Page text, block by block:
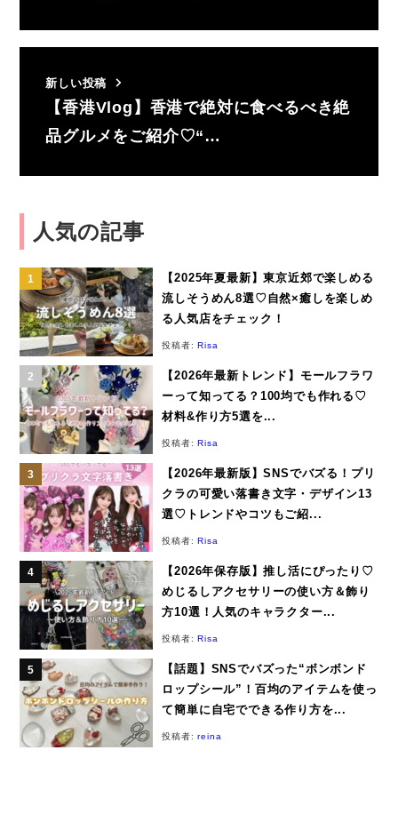
新しい投稿
【香港Vlog】香港で絶対に食べるべき絶
品グルメをご紹介♡“…
人気の記事
【2025年夏最新】東京近郊で楽しめる
流しそうめん8選♡自然×癒しを楽しめ
る人気店をチェック！
投稿者:Risa
【2026年最新トレンド】モールフラワ
ーって知ってる？100均でも作れる♡
材料&作り方5選を...
投稿者:Risa
【2026年最新版】SNSでバズる！プリ
クラの可愛い落書き文字・デザイン13
選♡トレンドやコツもご紹...
投稿者:Risa
【2026年保存版】推し活にぴったり♡
めじるしアクセサリーの使い方＆飾り
方10選！人気のキャラクター...
投稿者:Risa
【話題】SNSでバズった“ボンボンド
ロップシール”！百均のアイテムを使っ
て簡単に自宅でできる作り方を...
投稿者:reina